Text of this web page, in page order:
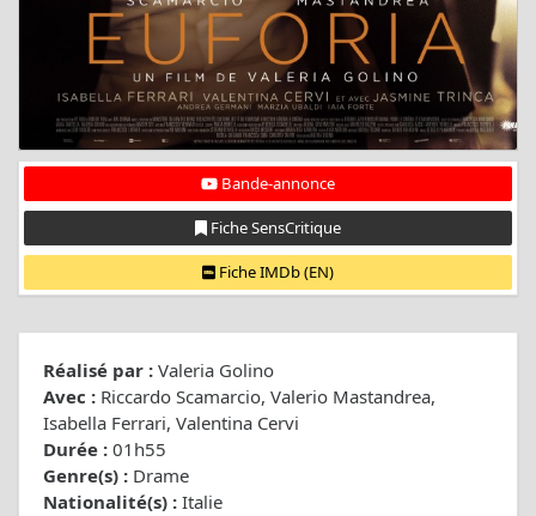
Bande-annonce
Fiche SensCritique
Fiche IMDb (EN)
Réalisé par : Valeria Golino
Avec : Riccardo Scamarcio, Valerio Mastandrea,
Isabella Ferrari, Valentina Cervi
Durée : 01h55
Genre(s) : Drame
Nationalité(s) : Italie